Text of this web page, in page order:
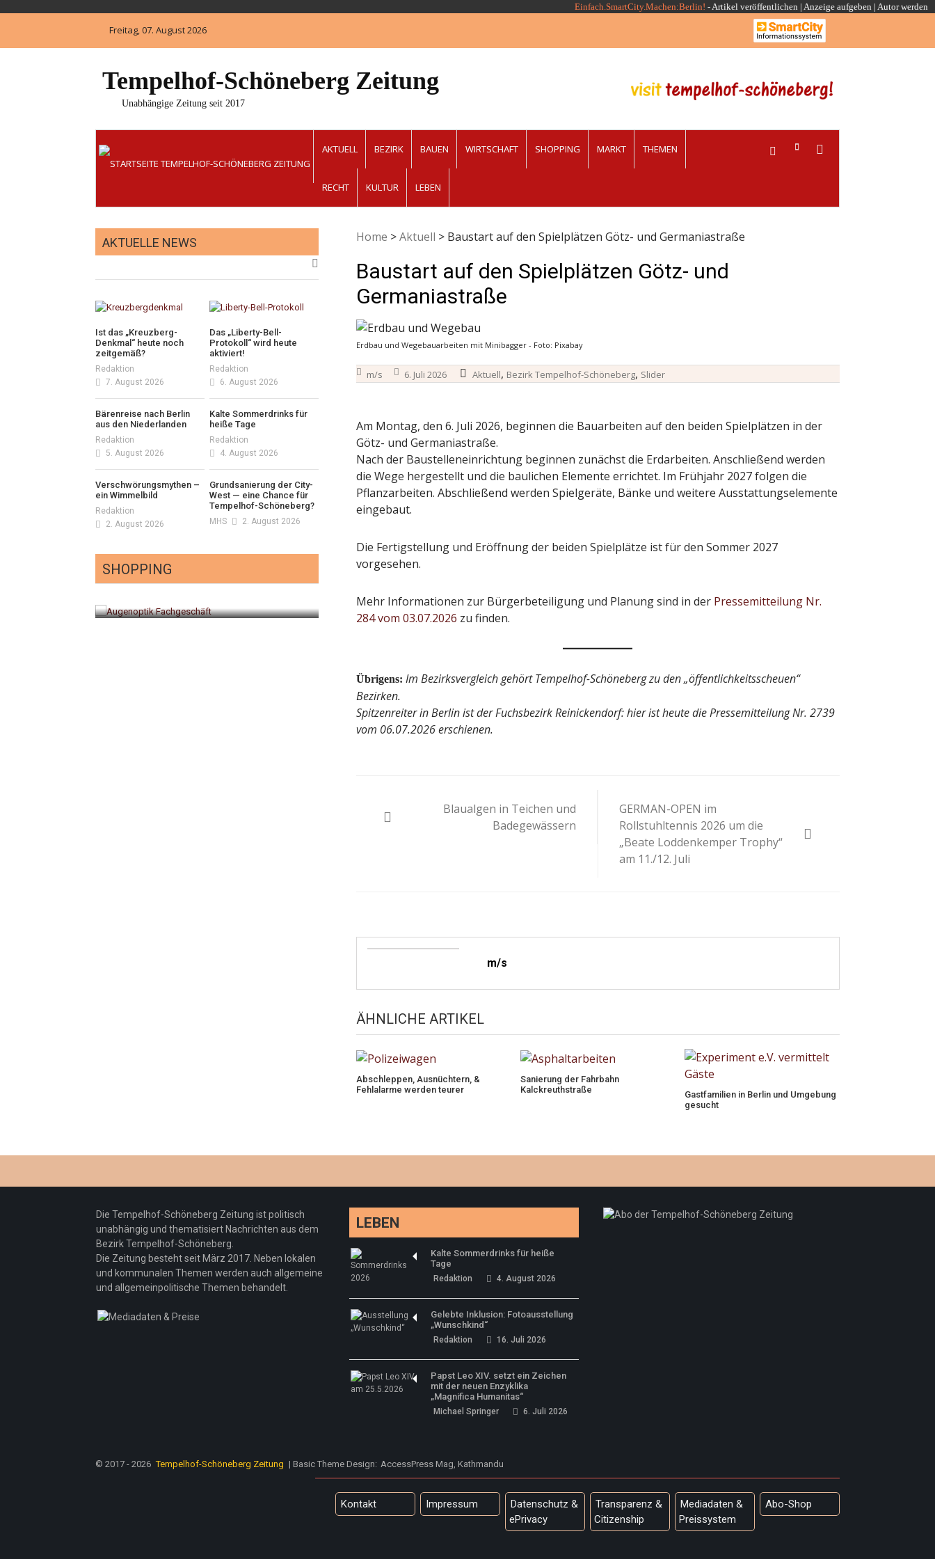
Einfach.SmartCity.Machen:Berlin! -Artikel veröffentlichen | Anzeige aufgeben | Autor werden
Freitag, 07. August 2026
Tempelhof-Schöneberg Zeitung
Unabhängige Zeitung seit 2017
AKTUELL BEZIRK BAUEN WIRTSCHAFT SHOPPING MARKT THEMEN
RECHT KULTUR LEBEN
Home >Aktuell > Baustart auf den Spielplätzen Götz- und Germaniastraße
Baustart auf den Spielplätzen Götz- und
Germaniastraße
Erdbau und Wegebauarbeiten mit Minibagger - Foto: Pixabay
m/s 6. Juli 2026 Aktuell, Bezirk Tempelhof-Schöneberg, Slider
Am Montag, den 6. Juli 2026, beginnen die Bauarbeiten auf den beiden Spielplätzen in der
Götz- und Germaniastraße.
Nach der Baustelleneinrichtung beginnen zunächst die Erdarbeiten. Anschließend werden
die Wege hergestellt und die baulichen Elemente errichtet. Im Frühjahr 2027 folgen die
Pflanzarbeiten. Abschließend werden Spielgeräte, Bänke und weitere Ausstattungselemente
eingebaut.
Die Fertigstellung und Eröffnung der beiden Spielplätze ist für den Sommer 2027
vorgesehen.
Mehr Informationen zur Bürgerbeteiligung und Planung sind in der Pressemitteilung Nr.
284 vom 03.07.2026 zu finden.
Übrigens: Im Bezirksvergleich gehört Tempelhof-Schöneberg zu den „öffentlichkeitsscheuen“
Bezirken.
Spitzenreiter in Berlin ist der Fuchsbezirk Reinickendorf: hier ist heute die Pressemitteilung Nr. 2739
vom 06.07.2026 erschienen.
Blaualgen in Teichen und
Badegewässern
GERMAN-OPEN im
Rollstuhltennis 2026 um die
„Beate Loddenkemper Trophy“
am 11./12. Juli
m/s
ÄHNLICHE ARTIKEL
Abschleppen, Ausnüchtern, &
Fehlalarme werden teurer
Sanierung der Fahrbahn
Kalckreuthstraße
Gastfamilien in Berlin und Umgebung
gesucht
AKTUELLE NEWS
Ist das „Kreuzberg-
Denkmal“ heute noch
zeitgemäß?
Redaktion
7. August 2026
Das „Liberty-Bell-
Protokoll“ wird heute
aktiviert!
Redaktion
6. August 2026
Bärenreise nach Berlin
aus den Niederlanden
Redaktion
5. August 2026
Kalte Sommerdrinks für
heiße Tage
Redaktion
4. August 2026
Verschwörungsmythen –
ein Wimmelbild
Redaktion
2. August 2026
Grundsanierung der City-
West — eine Chance für
Tempelhof-Schöneberg?
MHS 2. August 2026
SHOPPING
Redaktion 19. Juli 2026 Redaktion 13. Juni 2026
Specials zur Fußball-
Die Tempelhof-Schöneberg Zeitung ist politisch
unabhängig und thematisiert Nachrichten aus dem
Bezirk Tempelhof-Schöneberg.
Die Zeitung besteht seit März 2017. Neben lokalen
und kommunalen Themen werden auch allgemeine
und allgemeinpolitische Themen behandelt.
LEBEN
Kalte Sommerdrinks für heiße
Tage
Redaktion 4. August 2026
Gelebte Inklusion: Fotoausstellung
„Wunschkind“
Redaktion 16. Juli 2026
Papst Leo XIV. setzt ein Zeichen
mit der neuen Enzyklika
„Magnifica Humanitas“
Michael Springer 6. Juli 2026
© 2017 - 2026 Tempelhof-Schöneberg Zeitung | Basic Theme Design: AccessPress Mag, Kathmandu
Kontakt Impressum
Datenschutz &
ePrivacy
Transparenz &
Citizenship
Mediadaten &
Preissystem
Abo-Shop